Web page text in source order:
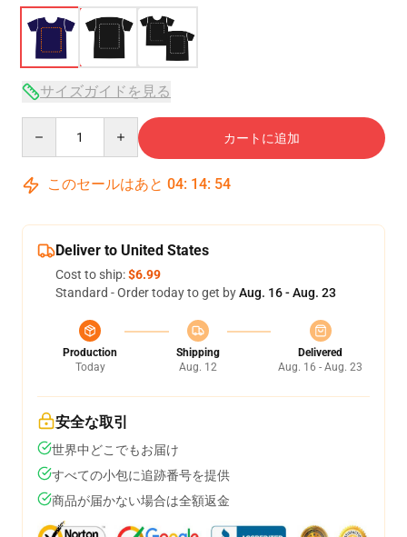
サイズガイドを見る
カートに追加
このセールはあと 04: 14: 54
Deliver to United States
Cost to ship:$6.99
Standard - Order today to get byAug. 16 - Aug. 23
Production
Today
Shipping
Aug. 12
Delivered
Aug. 16 - Aug. 23
安全な取引
世界中どこでもお届け
すべての小包に追跡番号を提供
商品が届かない場合は全額返金